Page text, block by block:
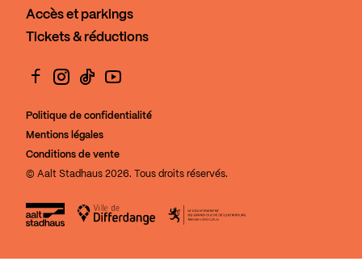
Accès et parkings
Tickets & réductions
Politique de confidentialité
Mentions légales
Conditions de vente
© Aalt Stadhaus 2026. Tous droits réservés.
Aalt StadhausVille de DifferdangeLe Gouvernement du Grand-